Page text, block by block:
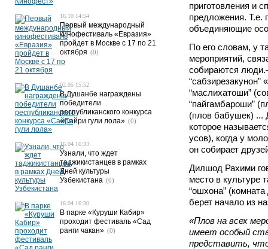
приготовления и
предложения. Т.е.
объединяющие
По его словам, у
мероприятий,
собираются
“сабзирезакунон”
“маслихатоши”
“пайгамбароши”
(плов бабушек) ...
которое
усов), когда у
он собирает
Дилшод Рахими
место в культуре
“ошхона”
берет начало из
«Плов на всех
имеет особый
представить,
16.10 14:54
Первый международный
кинофестиваль «Евразия»
пройдет в Москве с 17 по 21
октября (0)
02.05 15:52
В Душанбе награждены
победители
республиканского конкурса
«Сайри гули лола» (0)
16.04 16:33
Узнали, что ждет
таджикистанцев в рамках
Дней культуры
Узбекистана (0)
16.04 16:30
В парке «Куруши Кабир»
проходит фестиваль «Сад
ранги чакан» (0)